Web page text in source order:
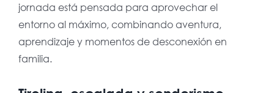
jornada está pensada para aprovechar el
entorno al máximo, combinando aventura,
aprendizaje y momentos de desconexión en
familia.